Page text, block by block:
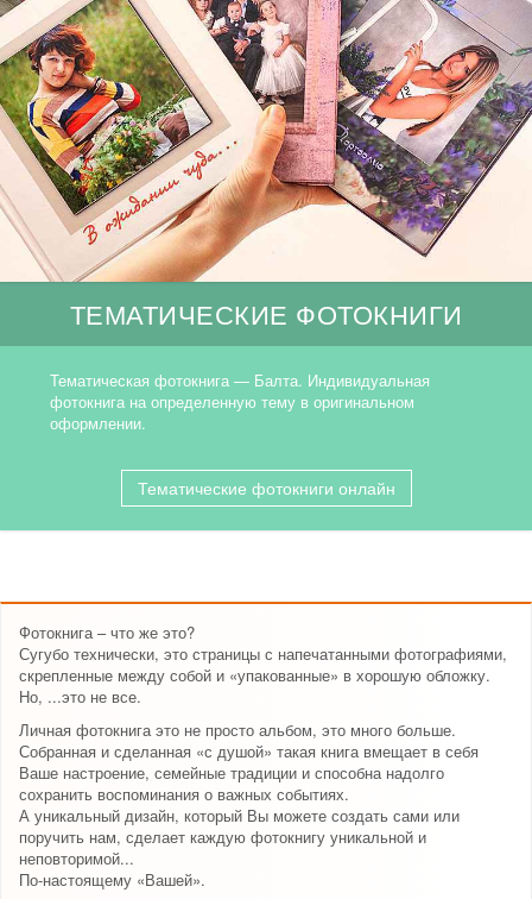
ТЕМАТИЧЕСКИЕ ФОТОКНИГИ
Тематическая фотокнига — Балта. Индивидуальная
фотокнига на определенную тему в оригинальном
оформлении.
Тематические фотокниги онлайн
Фотокнига – что же это?
Сугубо технически, это страницы с напечатанными фотографиями,
скрепленные между собой и «упакованные» в хорошую обложку.
Но, ...это не все.
Личная фотокнига это не просто альбом, это много больше.
Собранная и сделанная «с душой» такая книга вмещает в себя
Ваше настроение, семейные традиции и способна надолго
сохранить воспоминания о важных событиях.
А уникальный дизайн, который Вы можете создать сами или
поручить нам, сделает каждую фотокнигу уникальной и
неповторимой...
По-настоящему «Вашей».